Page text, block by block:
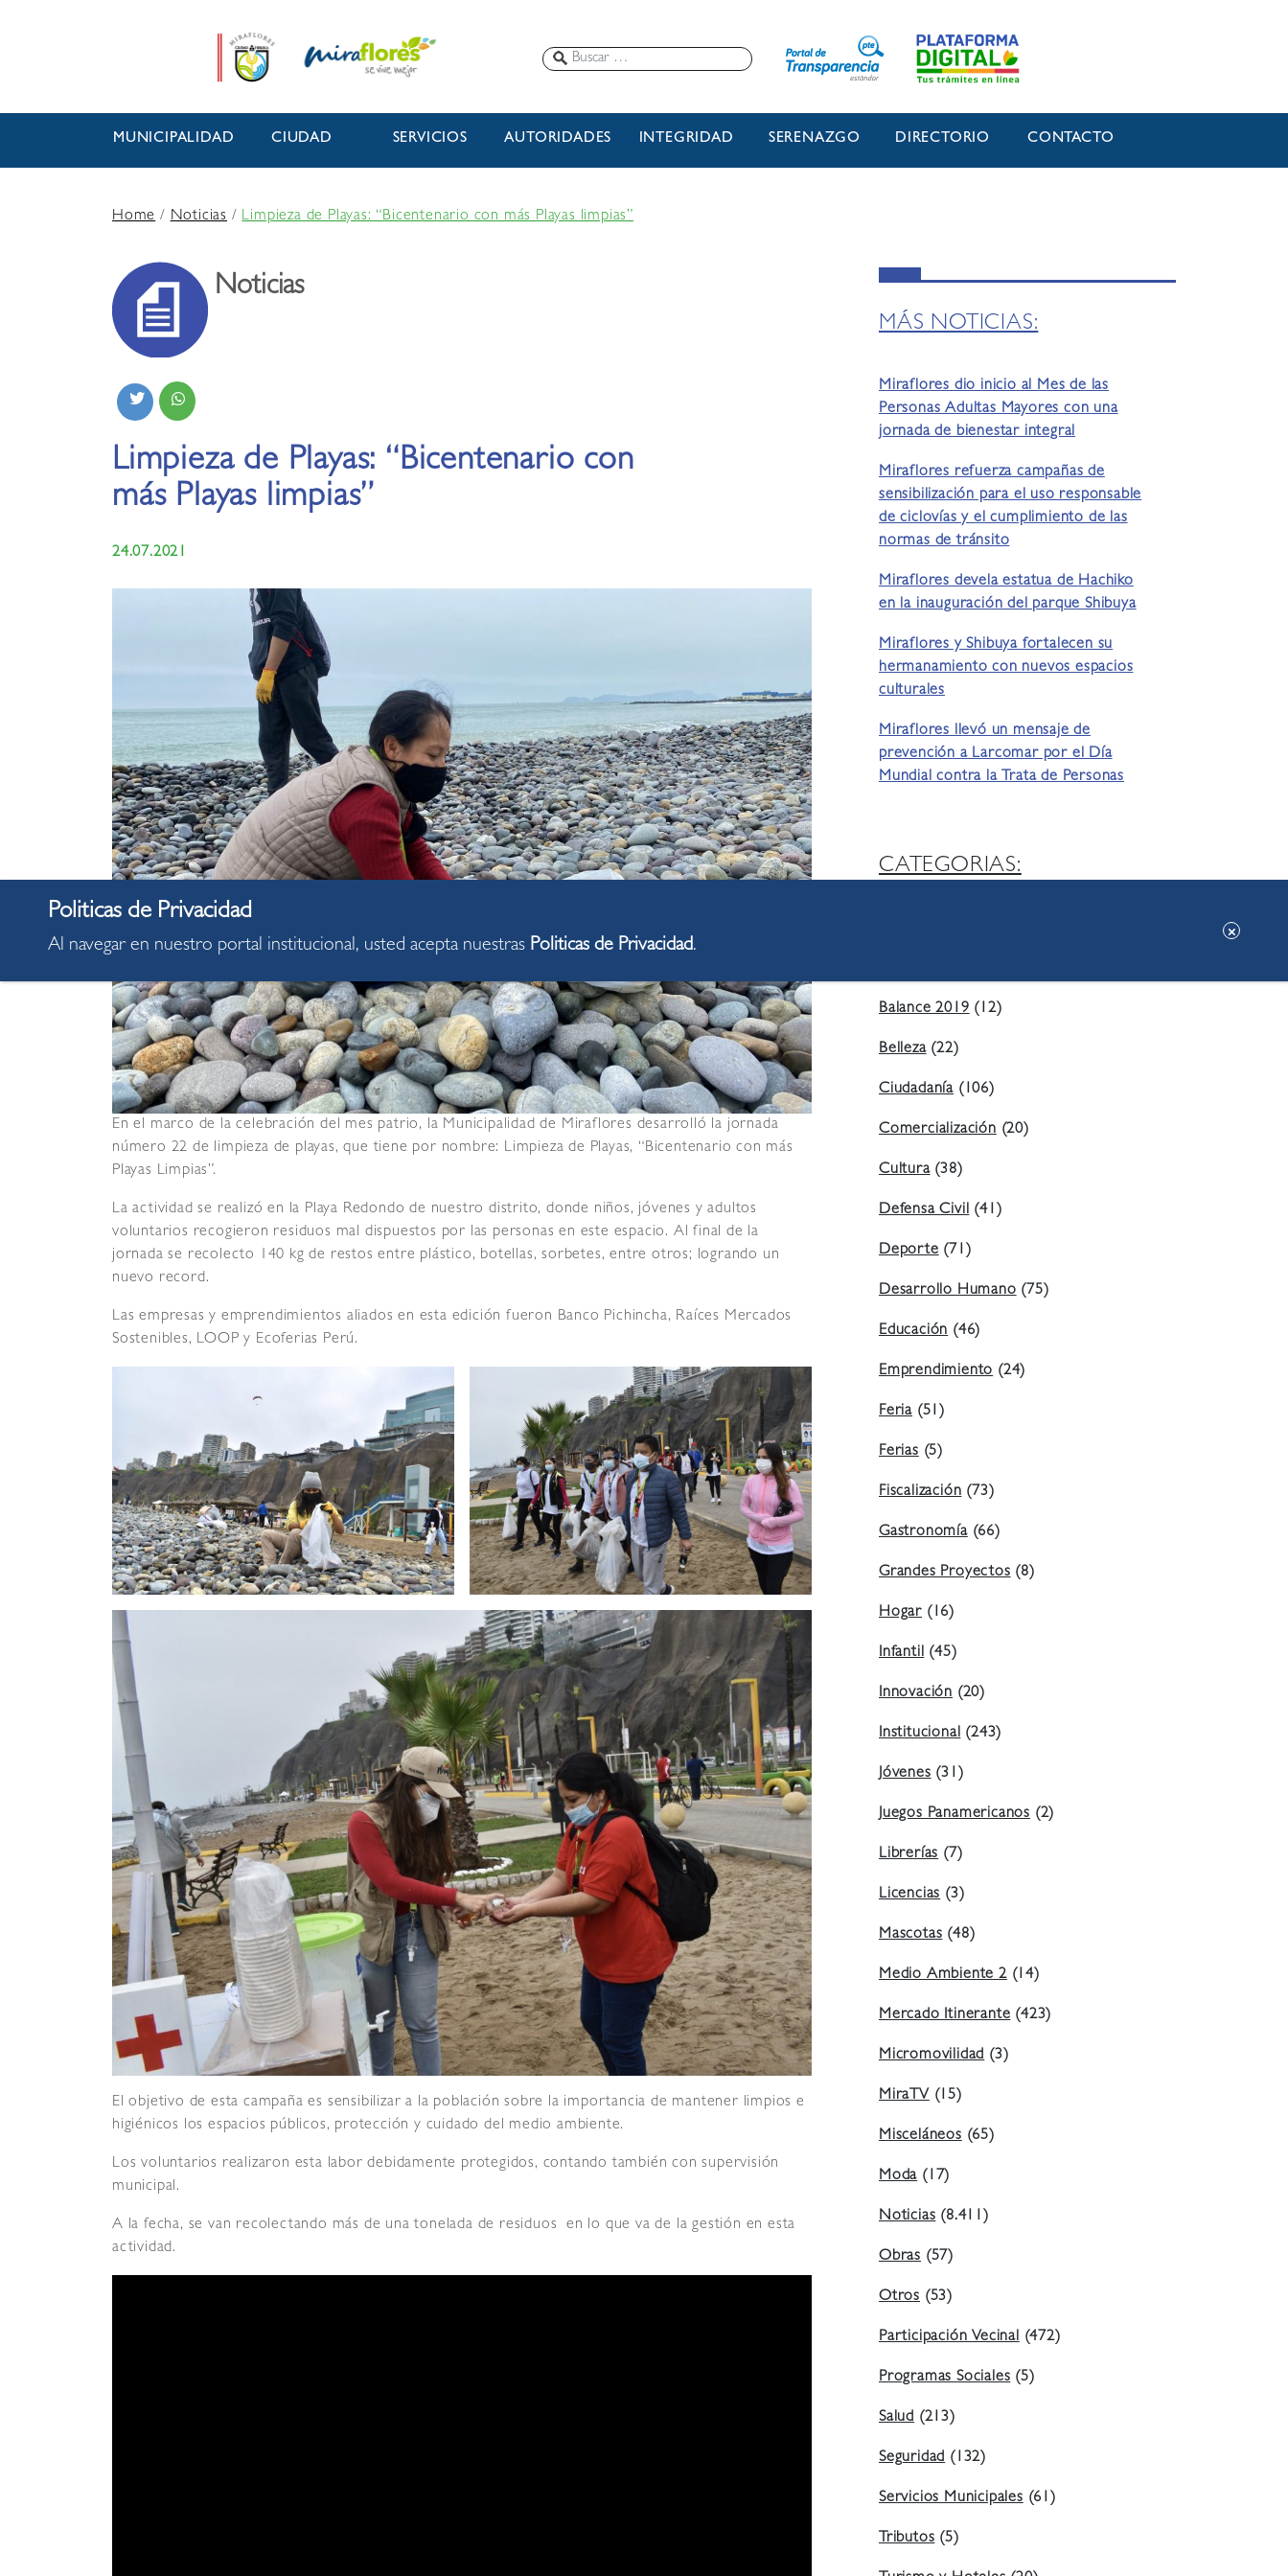
MUNICIPALIDAD CIUDAD SERVICIOS AUTORIDADES INTEGRIDAD SERENAZGO DIRECTORIO CONTACTO
Home/Noticias /Limpieza de Playas: “Bicentenario con más Playas limpias”
Noticias
Limpieza de Playas: “Bicentenario con
más Playas limpias”
24.07.2021
En el marco de la celebración del mes patrio, la Municipalidad de Miraflores desarrolló la jornada
número 22 de limpieza de playas, que tiene por nombre: Limpieza de Playas, “Bicentenario con más
Playas Limpias”.
La actividad se realizó en la Playa Redondo de nuestro distrito, donde niños, jóvenes y adultos
voluntarios recogieron residuos mal dispuestos por las personas en este espacio. Al final de la
jornada se recolecto 140 kg de restos entre plástico, botellas, sorbetes, entre otros; logrando un
nuevo record.
Las empresas y emprendimientos aliados en esta edición fueron Banco Pichincha, Raíces Mercados
Sostenibles, LOOP y Ecoferias Perú.
El objetivo de esta campaña es sensibilizar a la población sobre la importancia de mantener limpios e
higiénicos los espacios públicos, protección y cuidado del medio ambiente.
Los voluntarios realizaron esta labor debidamente protegidos, contando también con supervisión
municipal.
A la fecha, se van recolectando más de una tonelada de residuos en lo que va de la gestión en esta
actividad.
MÁS NOTICIAS:
Miraflores dio inicio al Mes de las
Personas Adultas Mayores con una
jornada de bienestar integral
Miraflores refuerza campañas de
sensibilización para el uso responsable
de ciclovías y el cumplimiento de las
normas de tránsito
Miraflores devela estatua de Hachiko
en la inauguración del parque Shibuya
Miraflores y Shibuya fortalecen su
hermanamiento con nuevos espacios
culturales
Miraflores llevó un mensaje de
prevención a Larcomar por el Día
Mundial contra la Trata de Personas
CATEGORIAS:
Balance 2019(12)
Belleza(22)
Ciudadanía (106)
Comercialización(20)
Cultura(38)
Defensa Civil(41)
Deporte(71)
Desarrollo Humano(75)
Educación(46)
Emprendimiento(24)
Feria (51)
Ferias(5)
Fiscalización(73)
Gastronomía(66)
Grandes Proyectos(8)
Hogar (16)
Infantil(45)
Innovación (20)
Institucional(243)
Jóvenes(31)
Juegos Panamericanos (2)
Librerías(7)
Licencias(3)
Mascotas(48)
Medio Ambiente 2(14)
Mercado Itinerante(423)
Micromovilidad(3)
MiraTV(15)
Misceláneos(65)
Moda(17)
Noticias(8.411)
Obras (57)
Otros (53)
Participación Vecinal(472)
Programas Sociales(5)
Salud (213)
Seguridad(132)
Servicios Municipales(61)
Tributos(5)
Al navegar en nuestro portal institucional, usted acepta nuestras Politicas de Privacidad.